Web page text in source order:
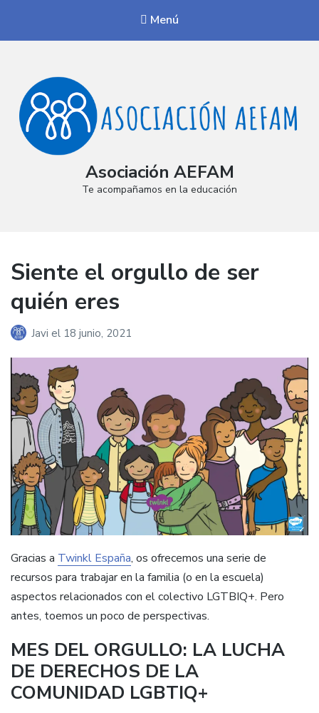
Menú
Asociación AEFAM
Te acompañamos en la educación
Siente el orgullo de ser
quién eres
Javi el 18 junio, 2021
Gracias a Twinkl España, os ofrecemos una serie de
recursos para trabajar en la familia (o en la escuela)
aspectos relacionados con el colectivo LGTBIQ+. Pero
antes, toemos un poco de perspectivas.
MES DEL ORGULLO: LA LUCHA
DE DERECHOS DE LA
COMUNIDAD LGBTIQ+